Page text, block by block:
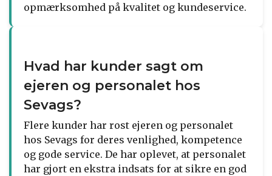
opmærksomhed på kvalitet og kundeservice.
Hvad har kunder sagt om
ejeren og personalet hos
Sevags?
Flere kunder har rost ejeren og personalet
hos Sevags for deres venlighed, kompetence
og gode service. De har oplevet, at personalet
har gjort en ekstra indsats for at sikre en god